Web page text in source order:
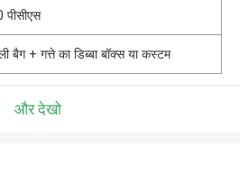
पीसीएस
बैग + गत्ते का डिब्बा बॉक्स या कस्टम
और देखो